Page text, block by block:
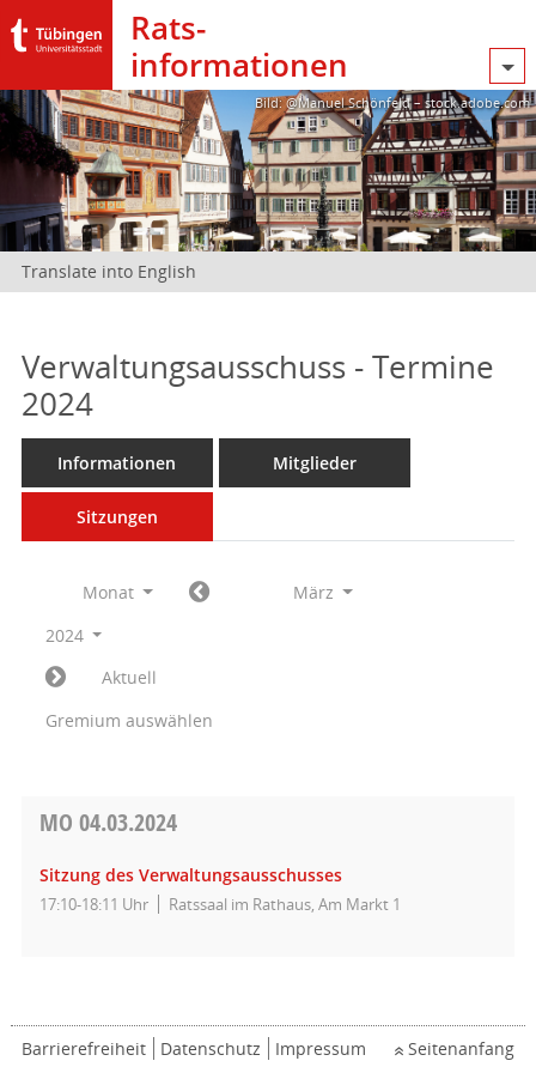
Rats­
informationen
Bild: @Manuel Schönfeld – stock.adobe.com
Translate into English
Verwaltungsausschuss - Termine
2024
Informationen Mitglieder
Sitzungen
Monat
März
2024
Aktuell
Gremium auswählen
MO 04.03.2024
Sitzung des Verwaltungsausschusses
17:10-18:11 Uhr Ratssaal im Rathaus, Am Markt 1
Barrierefreiheit Datenschutz Impressum Seitenanfang